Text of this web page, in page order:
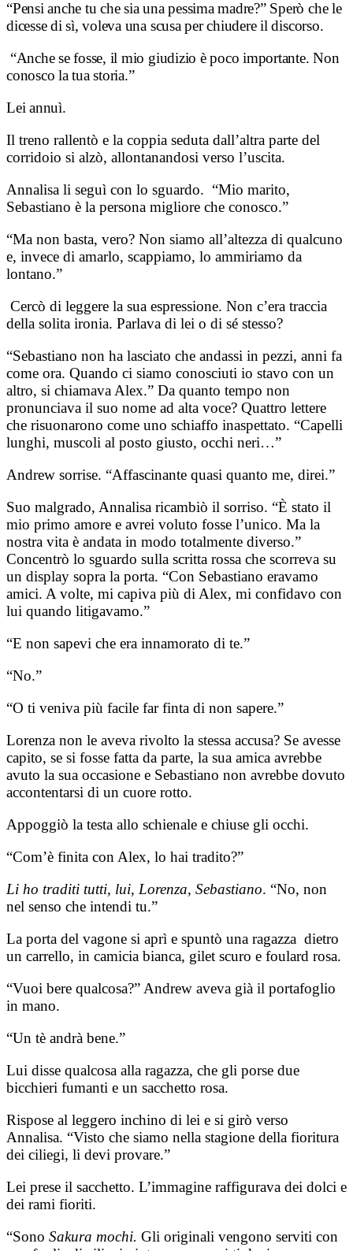
“Pensi anche tu che sia una pessima madre?” Sperò che le
dicesse di sì, voleva una scusa per chiudere il discorso.
“Anche se fosse, il mio giudizio è poco importante. Non
conosco la tua storia.”
Lei annuì.
Il treno rallentò e la coppia seduta dall’altra parte del
corridoio si alzò, allontanandosi verso l’uscita.
Annalisa li seguì con lo sguardo. “Mio marito,
Sebastiano è la persona migliore che conosco.”
“Ma non basta, vero? Non siamo all’altezza di qualcuno
e, invece di amarlo, scappiamo, lo ammiriamo da
lontano.”
Cercò di leggere la sua espressione. Non c’era traccia
della solita ironia. Parlava di lei o di sé stesso?
“Sebastiano non ha lasciato che andassi in pezzi, anni fa
come ora. Quando ci siamo conosciuti io stavo con un
altro, si chiamava Alex.” Da quanto tempo non
pronunciava il suo nome ad alta voce? Quattro lettere
che risuonarono come uno schiaffo inaspettato. “Capelli
lunghi, muscoli al posto giusto, occhi neri…”
Andrew sorrise. “Affascinante quasi quanto me, direi.”
Suo malgrado, Annalisa ricambiò il sorriso. “È stato il
mio primo amore e avrei voluto fosse l’unico. Ma la
nostra vita è andata in modo totalmente diverso.”
Concentrò lo sguardo sulla scritta rossa che scorreva su
un display sopra la porta. “Con Sebastiano eravamo
amici. A volte, mi capiva più di Alex, mi confidavo con
lui quando litigavamo.”
“E non sapevi che era innamorato di te.”
“No.”
“O ti veniva più facile far finta di non sapere.”
Lorenza non le aveva rivolto la stessa accusa? Se avesse
capito, se si fosse fatta da parte, la sua amica avrebbe
avuto la sua occasione e Sebastiano non avrebbe dovuto
accontentarsi di un cuore rotto.
Appoggiò la testa allo schienale e chiuse gli occhi.
“Com’è finita con Alex, lo hai tradito?”
Li ho traditi tutti, lui, Lorenza, Sebastiano. “No, non
nel senso che intendi tu.”
La porta del vagone si aprì e spuntò una ragazza dietro
un carrello, in camicia bianca, gilet scuro e foulard rosa.
“Vuoi bere qualcosa?” Andrew aveva già il portafoglio
in mano.
“Un tè andrà bene.”
Lui disse qualcosa alla ragazza, che gli porse due
bicchieri fumanti e un sacchetto rosa.
Rispose al leggero inchino di lei e si girò verso
Annalisa. “Visto che siamo nella stagione della fioritura
dei ciliegi, li devi provare.”
Lei prese il sacchetto. L’immagine raffigurava dei dolci e
dei rami fioriti.
“Sono Sakura mochi. Gli originali vengono serviti con